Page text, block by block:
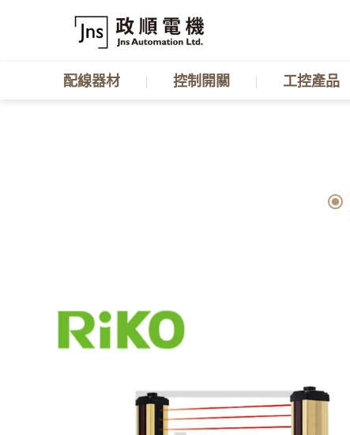
配線器材 控制開關 工控產品